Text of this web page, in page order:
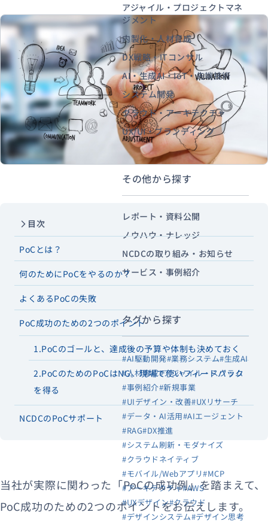
資料ダウンロード お問い合わせ
目次
PoCとは？
何のためにPoCをやるのか？
よくあるPoCの失敗
PoC成功のための2つのポイント
1.PoCのゴールと、達成後の予算や体制も決めておく
2.PoCのためのPoCはNG。現場で使いフィードバック
を得る
NCDCのPoCサポート
当社が実際に関わった「PoCの成功例」を踏まえて、
PoC成功のための2つのポイントをお伝えします。
アジャイル・プロジェクトマネ
ジメント
内製化・人材育成
DX戦略・ITコンサル
AI・生成AI・IoT・先端技術
システム開発
クラウド・アーキテクチャ
UX/UI・ブランディング
その他から探す
レポート・資料公開
ノウハウ・ナレッジ
NCDCの取り組み・お知らせ
サービス・事例紹介
タグから探す
#AI駆動開発#業務システム#生成AI
#人材育成#アジャイル・スクラム
#事例紹介#新規事業
#UIデザイン・改善#UXリサーチ
#データ・AI活用#AIエージェント
#RAG#DX推進
#システム刷新・モダナイズ
#クラウドネイティブ
#モバイル/Webアプリ#MCP
#アーキテクチャ#AWS
#UXデザイン#クラウド
#デザインシステム#デザイン思考